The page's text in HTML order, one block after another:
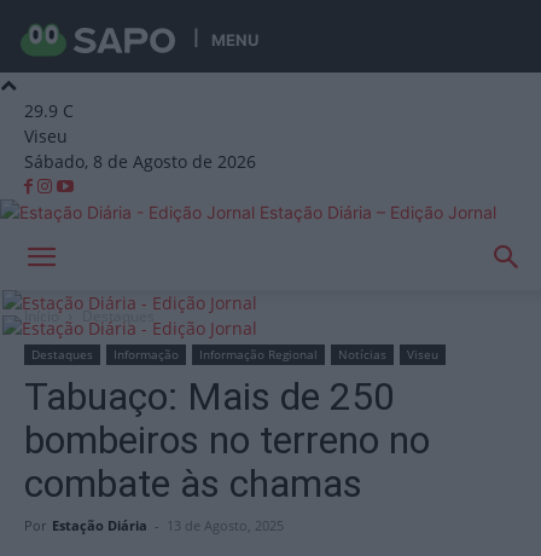
MENU
29.9 C
Viseu
Sábado, 8 de Agosto de 2026
Estação Diária – Edição Jornal
Início Destaques
Destaques Informação Informação Regional Notícias Viseu
Tabuaço: Mais de 250
bombeiros no terreno no
combate às chamas
Por Estação Diária - 13 de Agosto, 2025